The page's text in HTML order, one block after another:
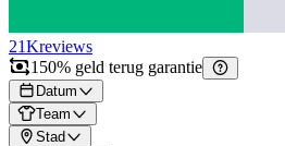
21Kreviews
150% geld terug garantie
Datum
Team
Stad